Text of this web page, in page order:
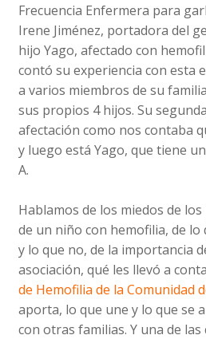
Frecuencia Enfermera para
Irene Jiménez, portadora del
hijo Yago, afectado con
contó su experiencia con esta
a varios miembros de su
sus propios 4 hijos. Su
afectación como nos contaba
y luego está Yago, que tiene
A.
Hablamos de los miedos de
de un niño con hemofilia, de lo
y lo que no, de la importancia
asociación, qué les llevó a
de Hemofilia de la Comunidad
aporta, lo que une y lo que se
con otras familias. Y una de